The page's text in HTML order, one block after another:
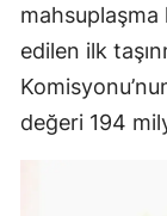
mahsuplaşma
edilen ilk
değeri 194